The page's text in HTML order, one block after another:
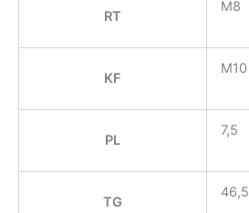
RT
M8
KF
M10
PL
7,5
TG
46,5